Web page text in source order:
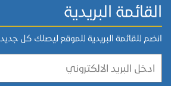
القائمة البريدية
انضم للقائمة البريدية للموقع ليصلك كل جديد